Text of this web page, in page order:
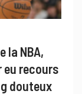
la NBA,
eu recours
douteux